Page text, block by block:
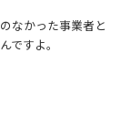
なかった事業者と
ですよ。